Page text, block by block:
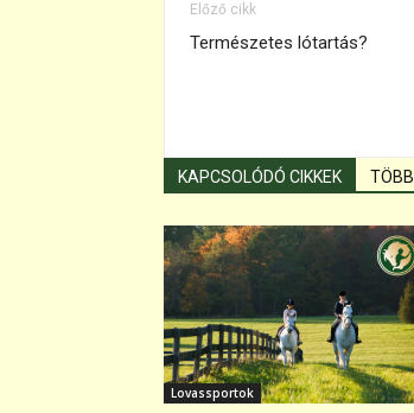
Előző cikk
Természetes lótartás?
KAPCSOLÓDÓ CIKKEK
Lovassportok